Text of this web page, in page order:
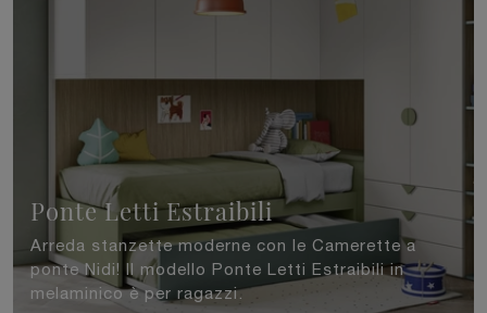
Ponte Letti Estraibili
Arreda stanzette moderne con le Camerette a
ponte Nidi! Il modello Ponte Letti Estraibili in
melaminico è per ragazzi.